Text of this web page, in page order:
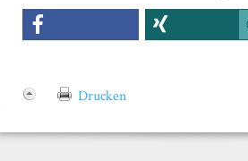
Drucken